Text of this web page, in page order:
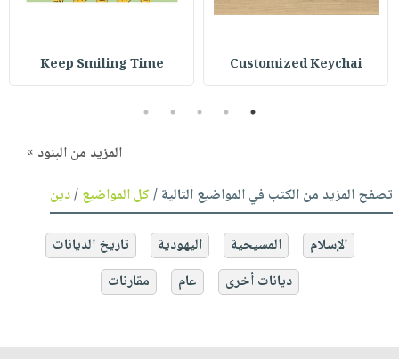
Customized Keychai
Keep Smiling Time
1
2
3
4
5
المزيد من البنود »
تصفح المزيد من الكتب في المواضيع التالية /كل المواضيع/دين
الإسلام المسيحية اليهودية
تاريخ الديانات
ديانات أخرى
عام مقارنات